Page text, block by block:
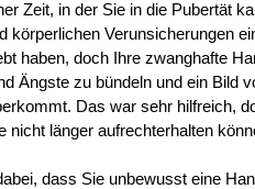
Zeit, in der Sie in die Pubertät
körperlichen Verunsicherungen
haben, doch Ihre zwanghafte
Ängste zu bündeln und ein Bild
Das war sehr hilfreich,
nicht länger aufrechterhalten
dass Sie unbewusst eine